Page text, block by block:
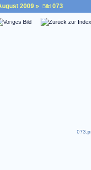
2009 » Bild 073